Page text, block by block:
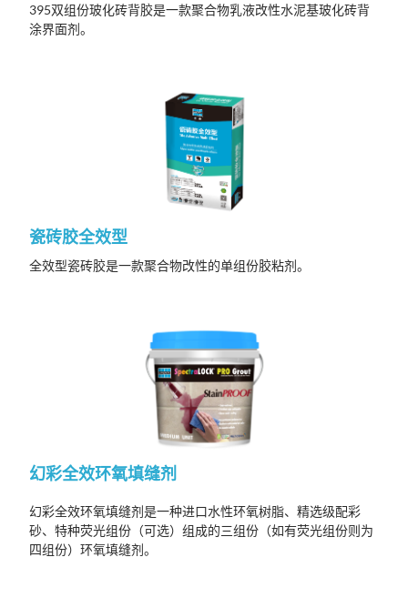
395双组份玻化砖背胶是一款聚合物乳液改性水泥基玻化砖背
涂界面剂。
瓷砖胶全效型
全效型瓷砖胶是一款聚合物改性的单组份胶粘剂。
幻彩全效环氧填缝剂
幻彩全效环氧填缝剂是一种进口水性环氧树脂、精选级配彩
砂、特种荧光组份（可选）组成的三组份（如有荧光组份则为
四组份）环氧填缝剂。